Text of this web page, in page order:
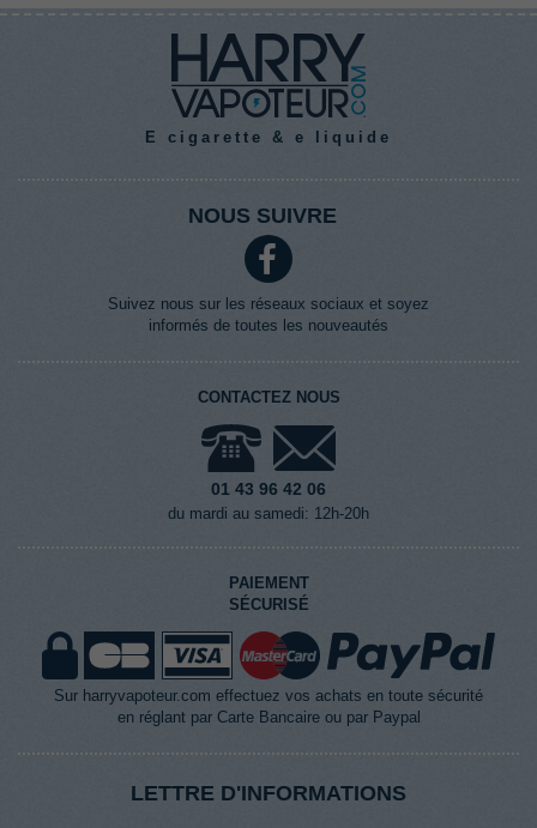
E cigarette & e liquide
NOUS SUIVRE
Suivez nous sur les réseaux sociaux et soyez
informés de toutes les nouveautés
CONTACTEZ NOUS
01 43 96 42 06
du mardi au samedi: 12h-20h
PAIEMENT
SÉCURISÉ
Sur harryvapoteur.com effectuez vos achats en toute sécurité
en réglant par Carte Bancaire ou par Paypal
LETTRE D'INFORMATIONS